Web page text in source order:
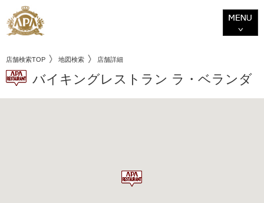
店舗検索TOP 地図検索 店舗詳細
バイキングレストラン ラ・ベランダ